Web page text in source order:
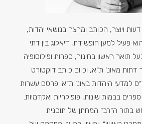
ויוצר, הכותב ומרצה בנושאי יהדות,
פעיל למען חופש דת, דיאלוג בין דתי
תואר ראשון בחינוך, ספרות ופילוסופיה
דתות מאונ׳ ת״א, וכיום כותב דוקטורט
למדעי היהדות באונ׳ ת״א. פרסם עשרות
בבמות שונות, פופולריות ואקדמיות.
לשמש בתור ה״רב״ המחתן של תוכנית